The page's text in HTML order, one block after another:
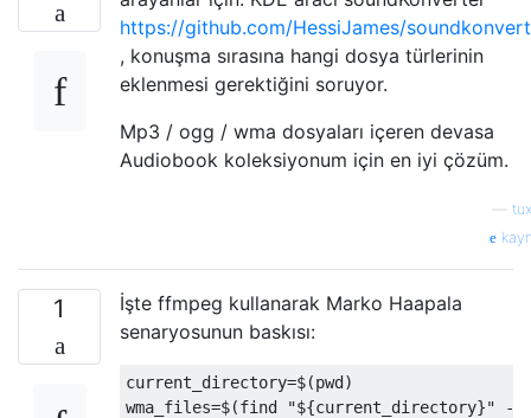
https://github.com/HessiJames/
, konuşma sırasına hangi dosya türlerinin
eklenmesi gerektiğini soruyor.
Mp3 / ogg / wma dosyaları içeren devasa
Audiobook koleksiyonum için en iyi çözüm.
1
İşte ffmpeg kullanarak Marko Haapala
senaryosunun baskısı:
current_directory=$(pwd )
wma_files=$(find "${current_directory}" -